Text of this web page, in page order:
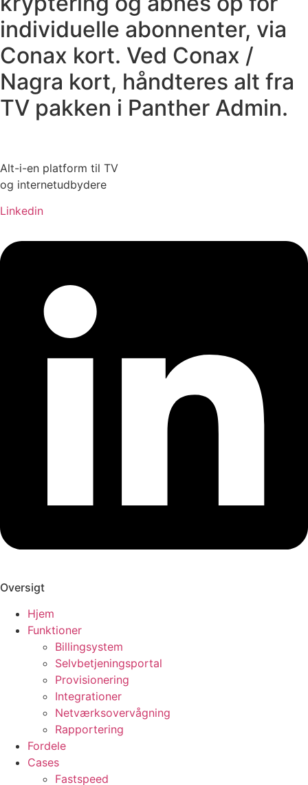
individuelle abonnenter, via
Conax kort. Ved Conax /
Nagra kort, håndteres alt fra
TV pakken i Panther Admin.
Alt-i-en platform til TV
og internetudbydere
Linkedin
Oversigt
Hjem
Funktioner
Billingsystem
Selvbetjeningsportal
Provisionering
Integrationer
Netværksovervågning
Rapportering
Fordele
Cases
Fastspeed